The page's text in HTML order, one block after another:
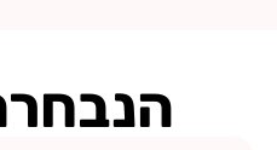
סדרת טיפוח מקצועית
על בסיס תמצית צבר,